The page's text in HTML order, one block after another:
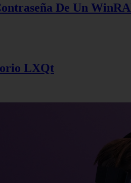
De Un
LXQt